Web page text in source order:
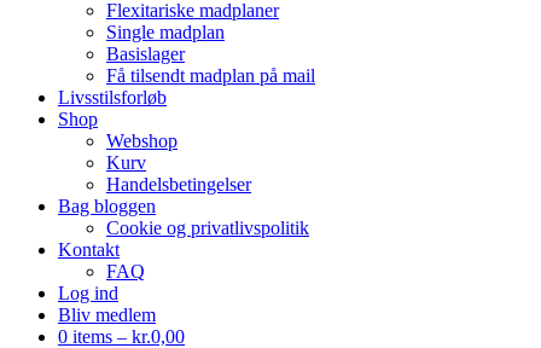
Flexitariske madplaner
Single madplan
Basislager
Få tilsendt madplan på mail
Livsstilsforløb
Shop
Webshop
Kurv
Handelsbetingelser
Bag bloggen
Cookie og privatlivspolitik
Kontakt
FAQ
Log ind
Bliv medlem
0 items – kr.0,00